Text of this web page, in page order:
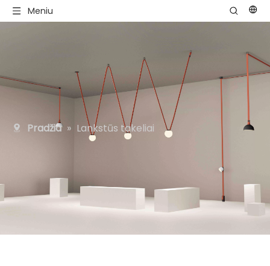
Meniu
Pradžia » Lankstūs takeliai